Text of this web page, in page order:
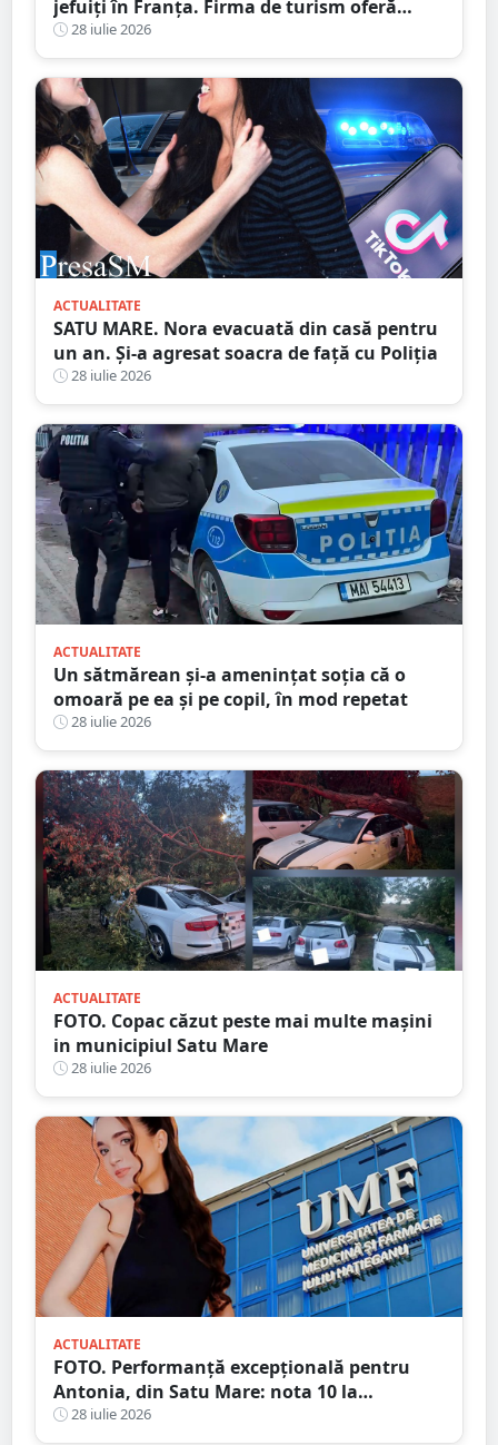
jefuiți în Franța. Firma de turism oferă
explicații
28 iulie 2026
ACTUALITATE
SATU MARE. Nora evacuată din casă pentru
un an. Și-a agresat soacra de față cu Poliția
28 iulie 2026
ACTUALITATE
Un sătmărean și-a amenințat soția că o
omoară pe ea și pe copil, în mod repetat
28 iulie 2026
ACTUALITATE
FOTO. Copac căzut peste mai multe mașini
in municipiul Satu Mare
28 iulie 2026
ACTUALITATE
FOTO. Performanță excepțională pentru
Antonia, din Satu Mare: nota 10 la
admiterea la UMF Cluj, o reușită care nu s-a
28 iulie 2026